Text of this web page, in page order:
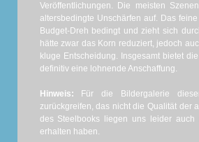
Veröffentlichungen. Die meisten
altersbedingte Unschärfen auf. Das
Budget-Dreh bedingt und zieht sich
hätte zwar das Korn reduziert, jedoch
kluge Entscheidung. Insgesamt bietet
definitiv eine lohnende Anschaffung.
Hinweis: Für die Bildergalerie
zurückgreifen, das nicht die Qualität der
des Steelbooks liegen uns leider
erhalten haben.